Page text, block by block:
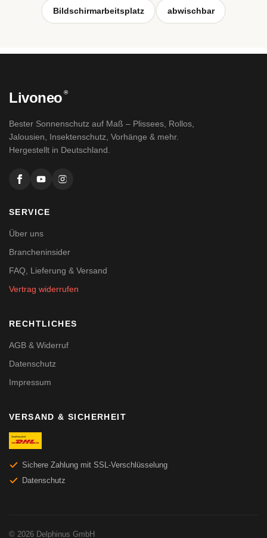
Bildschirmarbeitsplatz abwischbar
Livoneo ®
Bester Sonnenschutz auf Maß – Plissees, Rollos,
Jalousien, Insektenschutz, Vorhänge & mehr.
Hergestellt in Deutschland.
SERVICE
Über uns
Brancheninsider
FAQ, Lieferung & Versand
Vertrag widerrufen
RECHTLICHES
AGB & Widerruf
Datenschutz
Impressum
VERSAND & SICHERHEIT
Sichere Zahlung mit SSL-Verschlüsselung
Datenschutz
© 2026 Delphinus GmbH